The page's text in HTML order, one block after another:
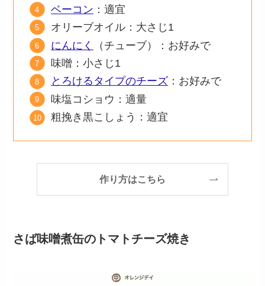
ベーコン ：適宜
オリーブオイル：大さじ1
にんにく
（チューブ）：お好みで
味噌：小さじ1
とろけるタイプのチーズ ：お好みで
味塩コショウ：適量
粗挽き黒こしょう：適宜
作り方はこちら
さば味噌煮缶のトマトチーズ焼き